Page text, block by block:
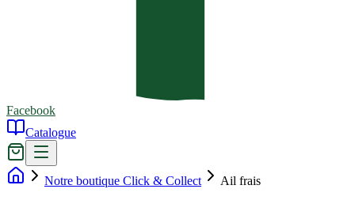
Facebook
Catalogue
Notre boutique Click & Collect Ail frais